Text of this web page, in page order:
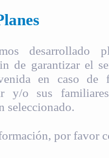
desarrollado
de garantizar el
en caso de
y/o sus
seleccionado.
por favor